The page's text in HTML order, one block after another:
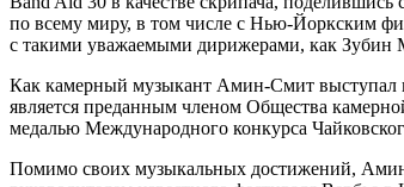
по всему миру, в том числе с Нью-Йоркским
с такими уважаемыми дирижерами, как Зубин
Как камерный музыкант Амин-Смит выступал
является преданным членом Общества
медалью Международного конкурса
Помимо своих музыкальных достижений,